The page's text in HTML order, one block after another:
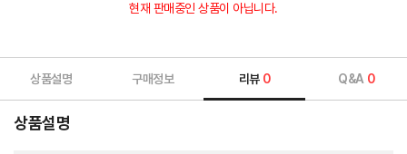
현재 판매중인 상품이 아닙니다.
상품설명 구매정보 리뷰 0 Q&A 0
상품설명